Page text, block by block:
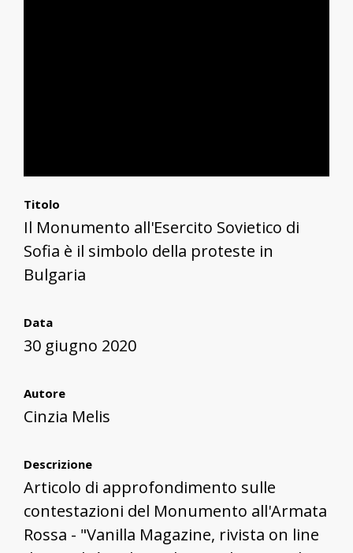
Titolo
Il Monumento all'Esercito Sovietico di
Sofia è il simbolo della proteste in
Bulgaria
Data
30 giugno 2020
Autore
Cinzia Melis
Descrizione
Articolo di approfondimento sulle
contestazioni del Monumento all'Armata
Rossa - "Vanilla Magazine, rivista on line